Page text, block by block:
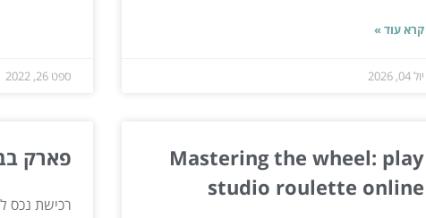
קרא עוד »
יול 04, 2026 ספט 26, 2022
Mastering the wheel: play
studio roulette online
פארק
רכישת נכס